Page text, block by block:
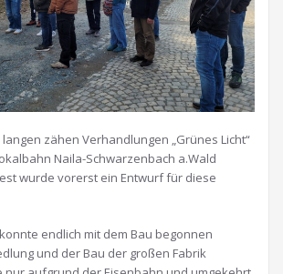
zähen Verhandlungen „Grünes Licht“
Naila-Schwarzenbach a.Wald
wurde vorerst ein Entwurf für diese
endlich mit dem Bau begonnen
und der Bau der großen Fabrik